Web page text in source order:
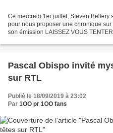
Ce mercredi 1er juillet, Steven Bellery
pour nous proposer une chronique
son émission LAISSEZ VOUS
Pascal Obispo invité
sur RTL
Publié le 18/09/2019 à 23:02
Par 1OO pr 1OO fans